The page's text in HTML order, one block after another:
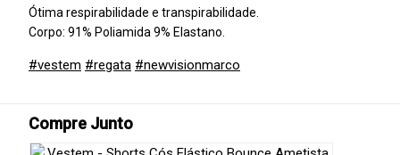
Ótima respirabilidade e transpirabilidade.
Corpo: 91% Poliamida 9% Elastano.
#vestem #regata #newvisionmarco
Compre Junto